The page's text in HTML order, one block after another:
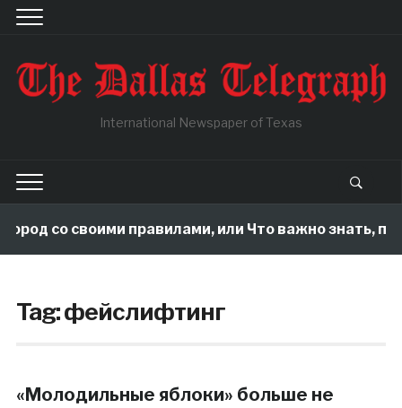
International Newspaper of Texas
со своими правилами, или Что важно знать,
Tag:фейслифтинг
«Молодильные яблоки» больше не